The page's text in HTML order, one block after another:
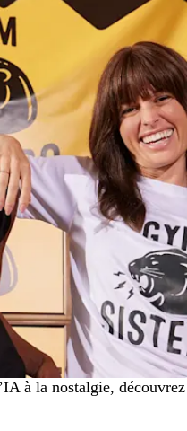
à la nostalgie, découvrez